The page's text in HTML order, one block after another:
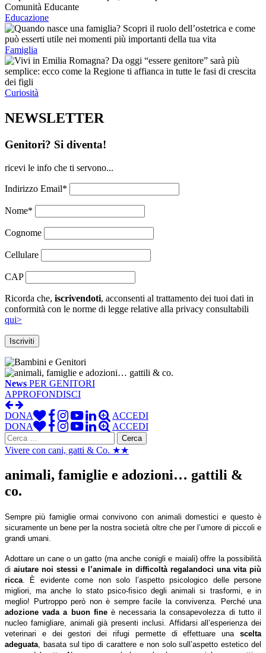
Educazione
Famiglia
Curiosità
NEWSLETTER
Genitori? Si diventa!
ricevi le info che ti servono...
Indirizzo Email*
Nome*
Cognome
Cellulare
CAP
Ricorda che, iscrivendoti, acconsenti al trattamento dei tuoi dati in
conformità con le norme di legge relative alla privacy consultabili
qui>
News PER GENITORI
APPROFONDISCI
DONA
ACCEDI
DONA
ACCEDI
Ricerca
per:
Vivere con cani, gatti & Co. ★★
animali, famiglie e adozioni… gattili &
co.
Sempre più famiglie ormai convivono con animali domestici e questo è
sicuramente un bene per la nostra società oltre che per l’umore di piccoli e
grandi umani.
Adottare un cane o un gatto (ma anche conigli e maiali) offre la possibilità
diaiutare noi stessi e l’animale in difficoltà regalandoci una vita più
ricca. È evidente come non solo l’aspetto psicologico delle persone
migliori, ma anche lo stato psico-fisico degli animali si trasformi, e in
meglio! Purtroppo però non è sempre facile la convivenza. Perché una
adozione vada a buon fine è necessaria la consapevolezza di tutto il
nucleo famigliare, animali già presenti inclusi. Affidarsi all’esperienza dei
veterinari e dei gestori dei rifugi permette di effettuare una scelta
adeguata, basata sul tipo di carattere e non solo sull’aspetto estetico del